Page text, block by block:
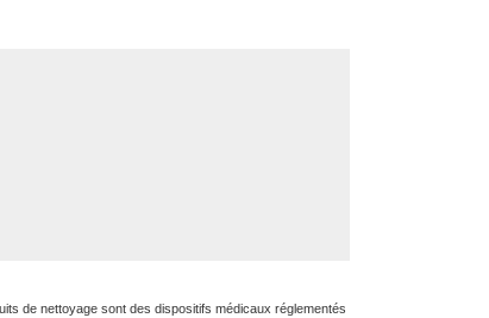
de nettoyage sont des dispositifs médicaux réglementés